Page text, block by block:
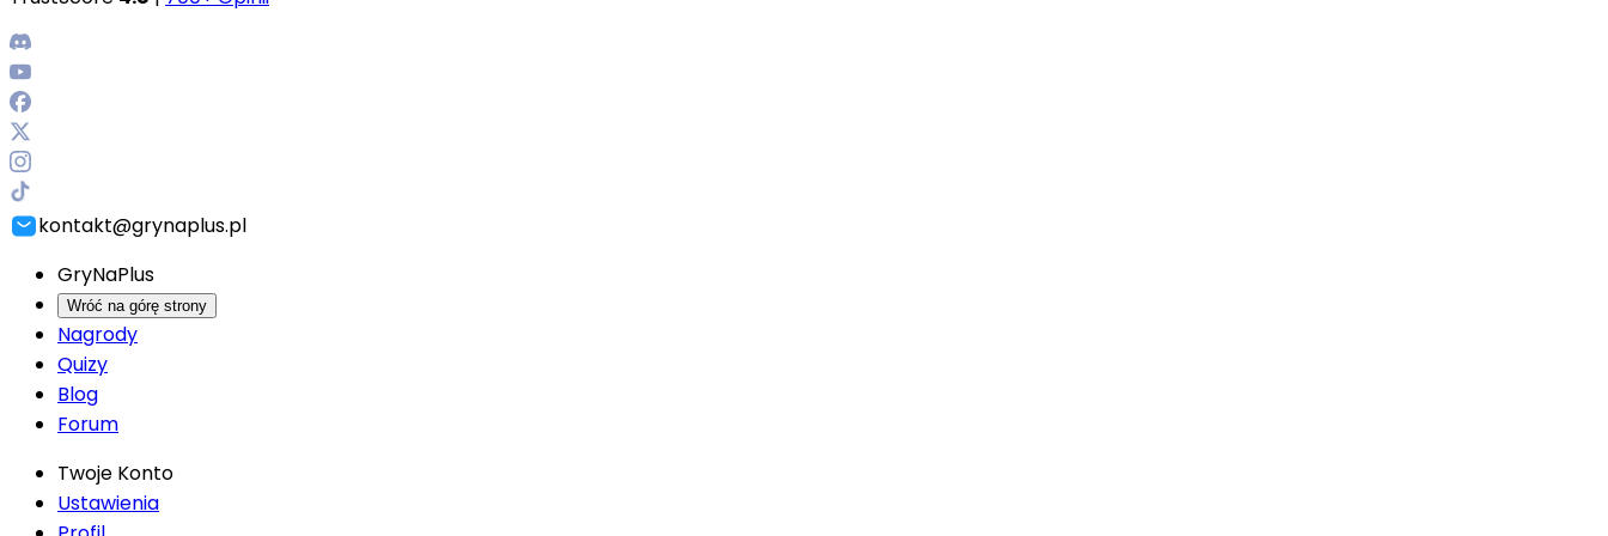
kontakt@grynaplus.pl
GryNaPlus
Wróć na górę strony
Nagrody
Quizy
Blog
Forum
Twoje Konto
Ustawienia